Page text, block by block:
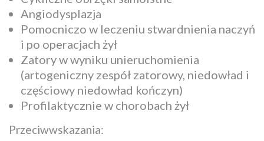
Angiodysplazja
Pomocniczo w leczeniu stwardnienia naczyń
i po operacjach żył
Zatory w wyniku unieruchomienia
(artogeniczny zespół zatorowy, niedowład i
częściowy niedowład kończyn)
Profilaktycznie w chorobach żył
Przeciwwskazania: